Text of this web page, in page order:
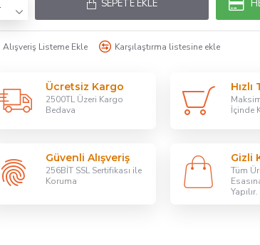
SEPETE EKLE
Alışveriş Listeme Ekle Karşılaştırma listesine ekle
Ücretsiz Kargo
2500TL Üzeri Kargo
Bedava
İçinde
Güvenli Alışveriş
256BİT SSL Sertifikası ile
Koruma
Gizli
Tüm
Yapılır.